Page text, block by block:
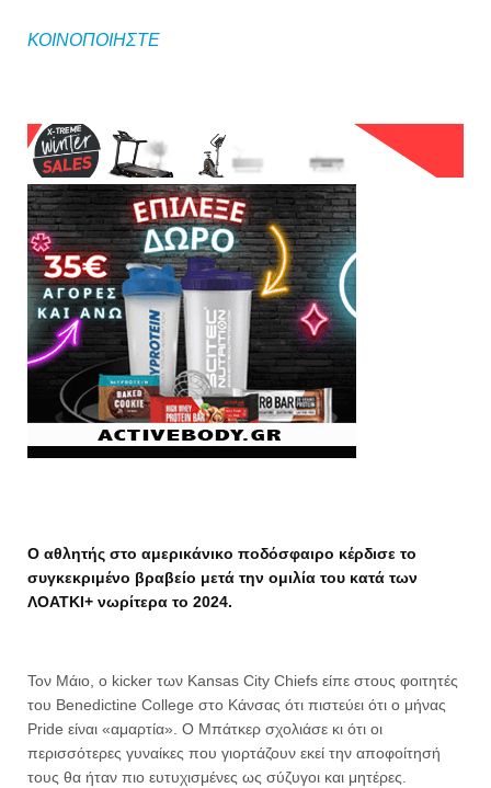
ΚΟΙΝΟΠΟΙΗΣΤΕ
Ο αθλητής στο αμερικάνικο ποδόσφαιρο κέρδισε το
συγκεκριμένο βραβείο μετά την ομιλία του κατά των
ΛΟΑΤΚΙ+ νωρίτερα το 2024.
Τον Μάιο, ο kicker των Kansas City Chiefs είπε στους φοιτητές
του Benedictine College στο Κάνσας ότι πιστεύει ότι ο μήνας
Pride είναι «αμαρτία». Ο Μπάτκερ σχολιάσε κι ότι οι
περισσότερες γυναίκες που γιορτάζουν εκεί την αποφοίτησή
τους θα ήταν πιο ευτυχισμένες ως σύζυγοι και μητέρες.